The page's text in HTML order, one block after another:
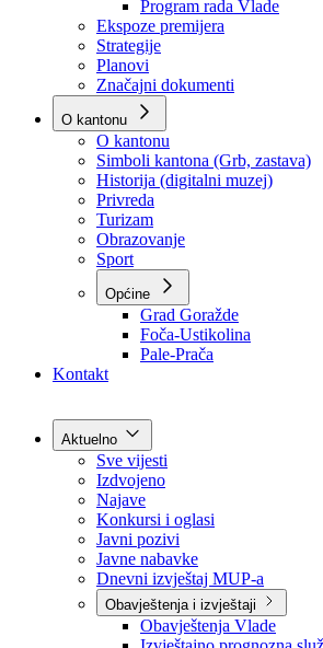
Vlada
Poslovnik
Program rada Vlade
Ekspoze premijera
Strategije
Planovi
Značajni dokumenti
O kantonu
O kantonu
Simboli kantona (Grb, zastava)
Historija (digitalni muzej)
Privreda
Turizam
Obrazovanje
Sport
Općine
Kontakt
Aktuelno
Sve vijesti
Izdvojeno
Najave
Konkursi i oglasi
Javni pozivi
Javne nabavke
Dnevni izvještaj MUP-a